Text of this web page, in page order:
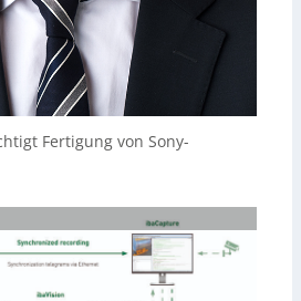
Fertigung von Sony-